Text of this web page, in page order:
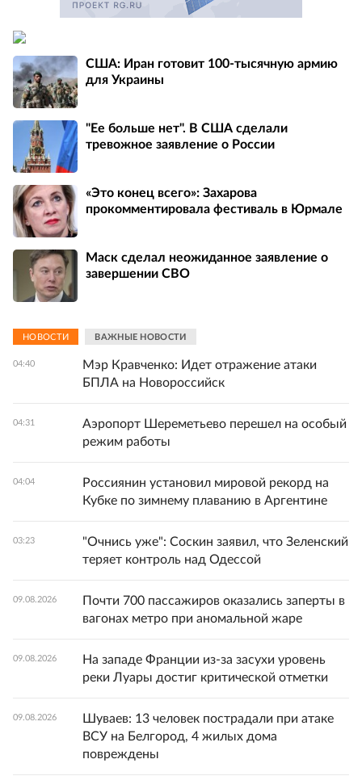
США: Иран готовит 100-тысячную армию
для Украины
"Ее больше нет". В США сделали
тревожное заявление о России
«Это конец всего»: Захарова
прокомментировала фестиваль в Юрмале
Маск сделал неожиданное заявление о
завершении СВО
НОВОСТИ ВАЖНЫЕ НОВОСТИ
04:40
Мэр Кравченко: Идет отражение атаки
БПЛА на Новороссийск
04:31
Аэропорт Шереметьево перешел на особый
режим работы
04:04
Россиянин установил мировой рекорд на
Кубке по зимнему плаванию в Аргентине
03:23
"Очнись уже": Соскин заявил, что Зеленский
теряет контроль над Одессой
09.08.2026
Почти 700 пассажиров оказались заперты в
вагонах метро при аномальной жаре
09.08.2026
На западе Франции из-за засухи уровень
реки Луары достиг критической отметки
09.08.2026
Шуваев: 13 человек пострадали при атаке
ВСУ на Белгород, 4 жилых дома
повреждены